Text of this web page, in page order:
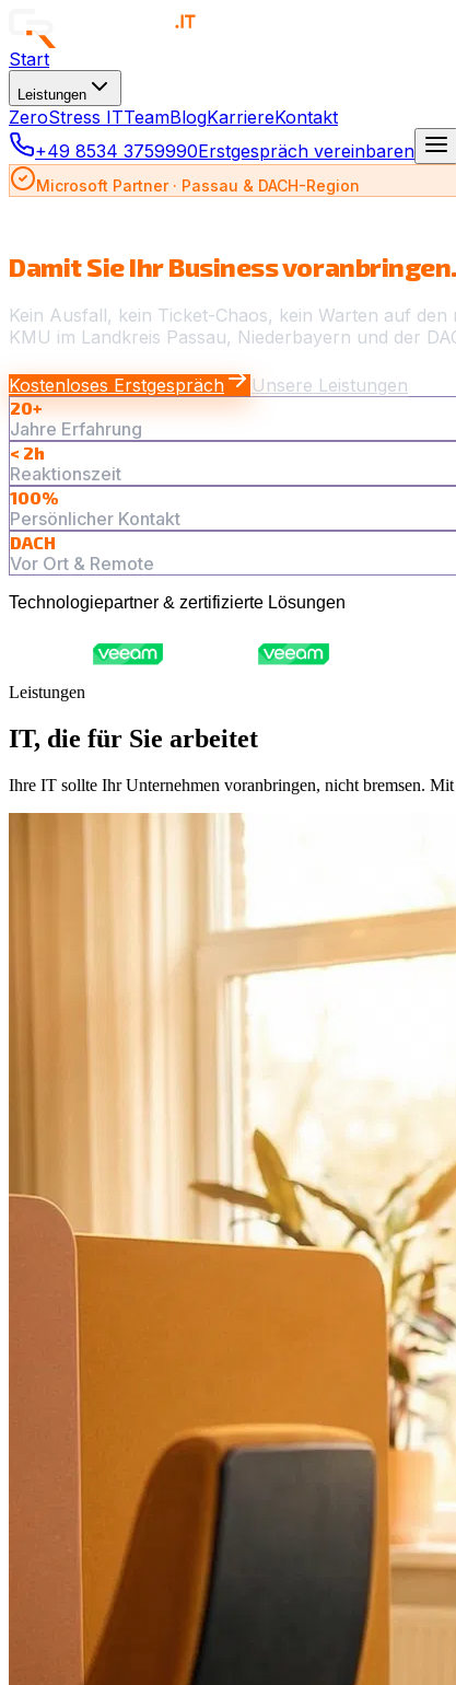
Start
Leistungen
ZeroStress ITTeamBlogKarriereKontakt
+49 8534 3759990Erstgespräch vereinbaren
Microsoft Partner · Passau & DACH-Region
Damit Sie Ihr Business voranbringen.
Kein Ausfall, kein Ticket-Chaos, kein Warten auf
KMU im Landkreis Passau, Niederbayern und der
Kostenloses Erstgespräch Unsere Leistungen
20+
Jahre Erfahrung
< 2h
Reaktionszeit
100%
Persönlicher Kontakt
DACH
Vor Ort & Remote
Technologiepartner & zertifizierte Lösungen
Leistungen
IT, die für Sie arbeitet
Ihre IT sollte Ihr Unternehmen voranbringen, nicht bremsen.